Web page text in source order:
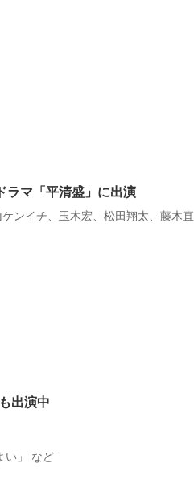
ラマ「平清盛」に出演
ンイチ、玉木宏、松田翔太、藤木直
出演中
い」 など